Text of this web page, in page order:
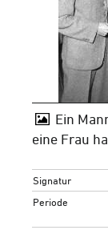
Ein
eine Frau
Signatur
Periode